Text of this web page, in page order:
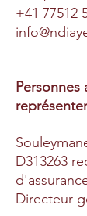
+41 77512
Personnes
D313263
Directeur